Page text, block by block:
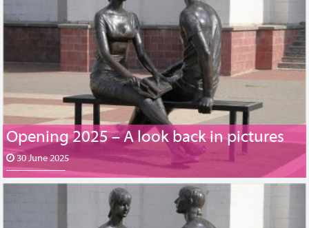
Opening 2025 – A look back in pictures
30 June 2025